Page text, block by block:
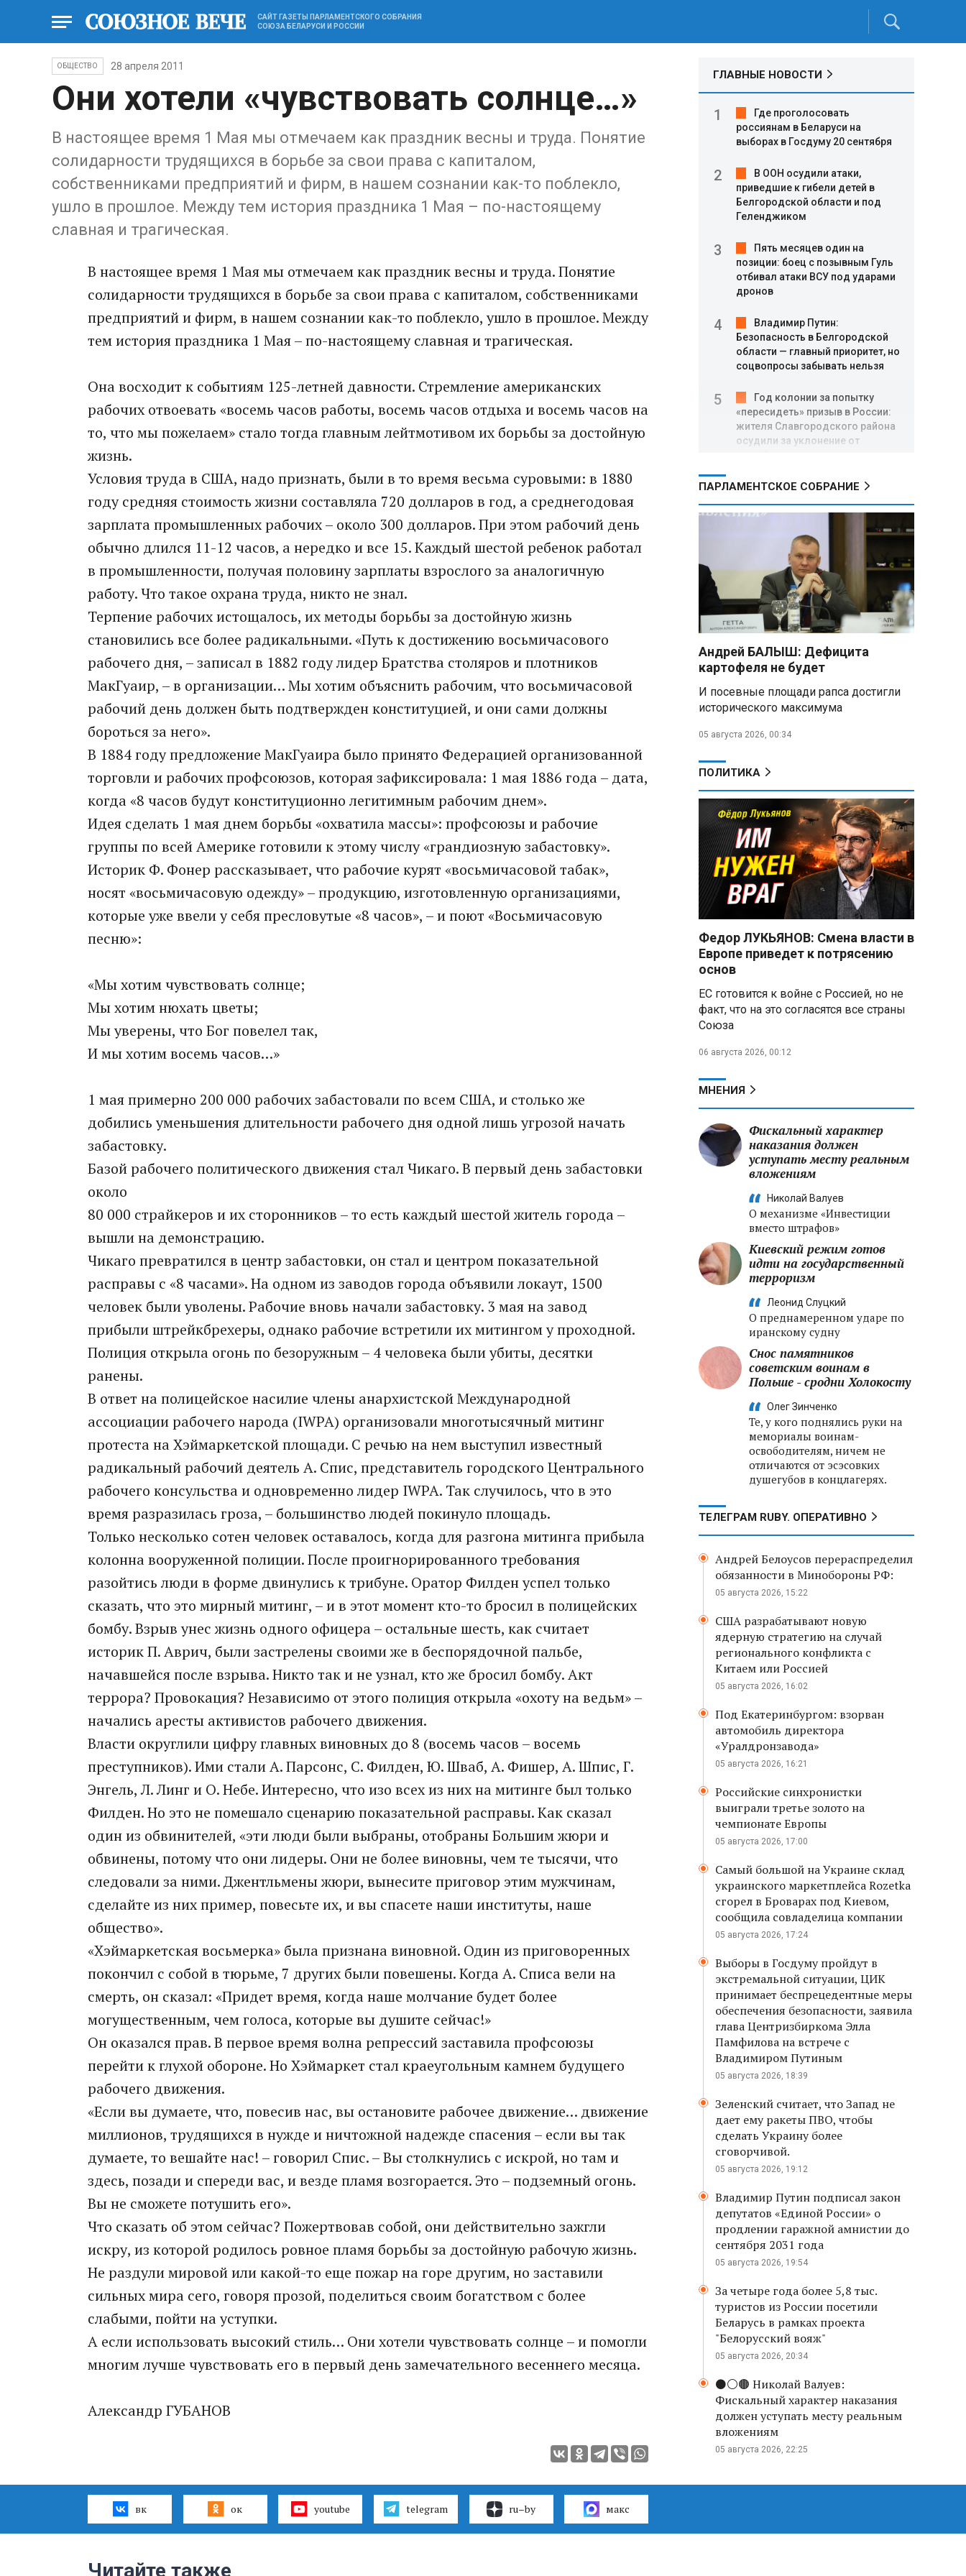
САЙТ ГАЗЕТЫ ПАРЛАМЕНТСКОГО СОБРАНИЯ
СОЮЗА БЕЛАРУСИ И РОССИИ
ОБЩЕСТВО 28 апреля 2011
Они хотели «чувствовать солнце…»
В настоящее время 1 Мая мы отмечаем как праздник весны и труда. Понятие
солидарности трудящихся в борьбе за свои права с капиталом,
собственниками предприятий и фирм, в нашем сознании как-то поблекло,
ушло в прошлое. Между тем история праздника 1 Мая – по-настоящему
славная и трагическая.
В настоящее время 1 Мая мы отмечаем как праздник весны и труда. Понятие
солидарности трудящихся в борьбе за свои права с капиталом, собственниками
предприятий и фирм, в нашем сознании как-то поблекло, ушло в прошлое. Между
тем история праздника 1 Мая – по-настоящему славная и трагическая.
Она восходит к событиям 125-летней давности. Стремление американских
рабочих отвоевать «восемь часов работы, восемь часов отдыха и восемь часов на
то, что мы пожелаем» стало тогда главным лейтмотивом их борьбы за достойную
жизнь.
Условия труда в США, надо признать, были в то время весьма суровыми: в 1880
году средняя стоимость жизни составляла 720 долларов в год, а среднегодовая
зарплата промышленных рабочих – около 300 долларов. При этом рабочий день
обычно длился 11-12 часов, а нередко и все 15. Каждый шестой ребенок работал
в промышленности, получая половину зарплаты взрослого за аналогичную
работу. Что такое охрана труда, никто не знал.
Терпение рабочих истощалось, их методы борьбы за достойную жизнь
становились все более радикальными. «Путь к достижению восьмичасового
рабочего дня, – записал в 1882 году лидер Братства столяров и плотников
МакГуаир, – в организации… Мы хотим объяснить рабочим, что восьмичасовой
рабочий день должен быть подтвержден конституцией, и они сами должны
бороться за него».
В 1884 году предложение МакГуаира было принято Федерацией организованной
торговли и рабочих профсоюзов, которая зафиксировала: 1 мая 1886 года – дата,
когда «8 часов будут конституционно легитимным рабочим днем».
Идея сделать 1 мая днем борьбы «охватила массы»: профсоюзы и рабочие
группы по всей Америке готовили к этому числу «грандиозную забастовку».
Историк Ф. Фонер рассказывает, что рабочие курят «восьмичасовой табак»,
носят «восьмичасовую одежду» – продукцию, изготовленную организациями,
которые уже ввели у себя пресловутые «8 часов», – и поют «Восьмичасовую
песню»:
«Мы хотим чувствовать солнце;
Мы хотим нюхать цветы;
Мы уверены, что Бог повелел так,
И мы хотим восемь часов…»
1 мая примерно 200 000 рабочих забастовали по всем США, и столько же
добились уменьшения длительности рабочего дня одной лишь угрозой начать
забастовку.
Базой рабочего политического движения стал Чикаго. В первый день забастовки
около
80 000 страйкеров и их сторонников – то есть каждый шестой житель города –
вышли на демонстрацию.
Чикаго превратился в центр забастовки, он стал и центром показательной
расправы с «8 часами». На одном из заводов города объявили локаут, 1500
человек были уволены. Рабочие вновь начали забастовку. 3 мая на завод
прибыли штрейкбрехеры, однако рабочие встретили их митингом у проходной.
Полиция открыла огонь по безоружным – 4 человека были убиты, десятки
ранены.
В ответ на полицейское насилие члены анархистской Международной
ассоциации рабочего народа (IWPA) организовали многотысячный митинг
протеста на Хэймаркетской площади. С речью на нем выступил известный
радикальный рабочий деятель А. Спис, представитель городского Центрального
рабочего консульства и одновременно лидер IWPA. Так случилось, что в это
время разразилась гроза, – большинство людей покинуло площадь.
Только несколько сотен человек оставалось, когда для разгона митинга прибыла
колонна вооруженной полиции. После проигнорированного требования
разойтись люди в форме двинулись к трибуне. Оратор Филден успел только
сказать, что это мирный митинг, – и в этот момент кто-то бросил в полицейских
бомбу. Взрыв унес жизнь одного офицера – остальные шесть, как считает
историк П. Аврич, были застрелены своими же в беспорядочной пальбе,
начавшейся после взрыва. Никто так и не узнал, кто же бросил бомбу. Акт
террора? Провокация? Независимо от этого полиция открыла «охоту на ведьм» –
начались аресты активистов рабочего движения.
Власти округлили цифру главных виновных до 8 (восемь часов – восемь
преступников). Ими стали А. Парсонс, С. Филден, Ю. Шваб, А. Фишер, А. Шпис, Г.
Энгель, Л. Линг и О. Небе. Интересно, что изо всех из них на митинге был только
Филден. Но это не помешало сценарию показательной расправы. Как сказал
один из обвинителей, «эти люди были выбраны, отобраны Большим жюри и
обвинены, потому что они лидеры. Они не более виновны, чем те тысячи, что
следовали за ними. Джентльмены жюри, вынесите приговор этим мужчинам,
сделайте из них пример, повесьте их, и вы спасете наши институты, наше
общество».
«Хэймаркетская восьмерка» была признана виновной. Один из приговоренных
покончил с собой в тюрьме, 7 других были повешены. Когда А. Списа вели на
смерть, он сказал: «Придет время, когда наше молчание будет более
могущественным, чем голоса, которые вы душите сейчас!»
Он оказался прав. В первое время волна репрессий заставила профсоюзы
перейти к глухой обороне. Но Хэймаркет стал краеугольным камнем будущего
рабочего движения.
«Если вы думаете, что, повесив нас, вы остановите рабочее движение… движение
миллионов, трудящихся в нужде и ничтожной надежде спасения – если вы так
думаете, то вешайте нас! – говорил Спис. – Вы столкнулись с искрой, но там и
здесь, позади и спереди вас, и везде пламя возгорается. Это – подземный огонь.
Вы не сможете потушить его».
Что сказать об этом сейчас? Пожертвовав собой, они действительно зажгли
искру, из которой родилось ровное пламя борьбы за достойную рабочую жизнь.
Не раздули мировой или какой-то еще пожар на горе другим, но заставили
сильных мира сего, говоря прозой, поделиться своим богатством с более
слабыми, пойти на уступки.
А если использовать высокий стиль… Они хотели чувствовать солнце – и помогли
многим лучше чувствовать его в первый день замечательного весеннего месяца.
Александр ГУБАНОВ
ГЛАВНЫЕ НОВОСТИ
Где проголосовать
россиянам в Беларуси на
выборах в Госдуму 20 сентября
В ООН осудили атаки,
приведшие к гибели детей в
Белгородской области и под
Геленджиком
Пять месяцев один на
позиции: боец с позывным Гуль
отбивал атаки ВСУ под ударами
дронов
Владимир Путин:
Безопасность в Белгородской
области — главный приоритет, но
соцвопросы забывать нельзя
Год колонии за попытку
«пересидеть» призыв в России:
жителя Славгородского района
осудили за уклонение от
В Свердловской области
производителя дронов «Упырь»
Российские пловцы
выиграли все золотые медали
первого дня Кубка мира по
зимнему плаванию
Александр Новак:
Независимые АЗС начнут
снабжать топливом через
региональных операторов
Беларусь и Россия
усиливают сотрудничество по
развития
Минобороны РФ:
Рыжевка
Строительство крупнейшего
логцентра Wildberries в
Беларуси идет с опережением
графика
Вячеслав Володин:
Противодействие
мошенничеству и миграционная
политика — приоритеты работы
Госдумы
Владимир Путин запросил у
военного командования оценки
крупные кадровые
Минобороны РФ: новые
военно-строительные
подразделения будут возводить
стране
ПАРЛАМЕНТСКОЕ СОБРАНИЕ
Андрей БАЛЫШ: Дефицита
картофеля не будет
И посевные площади рапса достигли
исторического максимума
05 августа 2026, 00:34
ПОЛИТИКА
Федор ЛУКЬЯНОВ: Смена власти в
Европе приведет к потрясению
основ
ЕС готовится к войне с Россией, но не
факт, что на это согласятся все страны
Союза
06 августа 2026, 00:12
МНЕНИЯ
Фискальный характер
наказания должен
уступать месту реальным
вложениям
Николай Валуев
О механизме «Инвестиции
вместо штрафов»
Киевский режим готов
идти на государственный
терроризм
Леонид Слуцкий
О преднамеренном ударе по
иранскому судну
Снос памятников
советским воинам в
Польше - сродни Холокосту
Олег Зинченко
Те, у кого поднялись руки на
мемориалы воинам-
освободителям, ничем не
отличаются от эсэсовких
душегубов в концлагерях.
ТЕЛЕГРАМ RUBY. ОПЕРАТИВНО
Андрей Белоусов перераспределил
обязанности в Минобороны РФ:
05 августа 2026, 15:22
США разрабатывают новую
ядерную стратегию на случай
регионального конфликта с
Китаем или Россией
05 августа 2026, 16:02
Под Екатеринбургом: взорван
автомобиль директора
«Уралдронзавода»
05 августа 2026, 16:21
Российские синхронистки
выиграли третье золото на
чемпионате Европы
05 августа 2026, 17:00
Самый большой на Украине склад
украинского маркетплейса Rozetka
сгорел в Броварах под Киевом,
сообщила совладелица компании
05 августа 2026, 17:24
Выборы в Госдуму пройдут в
экстремальной ситуации, ЦИК
принимает беспрецедентные меры
обеспечения безопасности, заявила
глава Центризбиркома Элла
Памфилова на встрече с
Владимиром Путиным
05 августа 2026, 18:39
Зеленский считает, что Запад не
дает ему ракеты ПВО, чтобы
сделать Украину более
сговорчивой.
05 августа 2026, 19:12
Владимир Путин подписал закон
депутатов «Единой России» о
продлении гаражной амнистии до
сентября 2031 года
05 августа 2026, 19:54
За четыре года более 5,8 тыс.
туристов из России посетили
Беларусь в рамках проекта
"Белорусский вояж"
05 августа 2026, 20:34
⚫️⚪️🟤 Николай Валуев:
Фискальный характер наказания
должен уступать месту реальным
вложениям
05 августа 2026, 22:25
вк ок youtube telegram ru–by макс
Читайте также